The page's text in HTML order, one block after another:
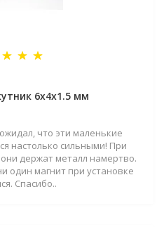
6х4х1.5 мм
что эти маленькие
настолько сильными! При
держат металл намертво.
один магнит при установке
Спасибо..